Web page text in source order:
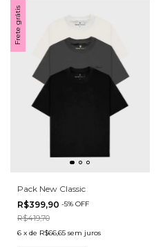
Frete grátis
Pack New Classic
R$399,90 -5% OFF
R$419,70
6 x de R$66,65 sem juros